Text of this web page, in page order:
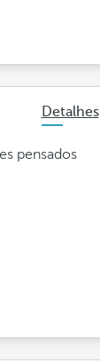
Detalhes
pensados